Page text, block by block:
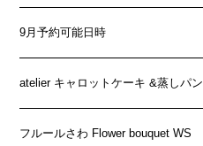
9月予約可能日時
atelier キャロットケーキ &蒸しパン
フルールさわ Flower bouquet WS